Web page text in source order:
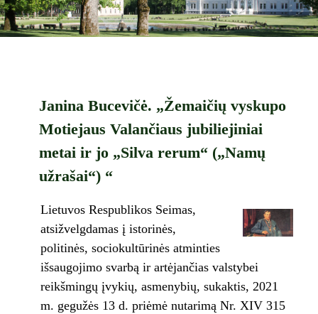
Janina Bucevičė. „Žemaičių vyskupo
Motiejaus Valančiaus jubiliejiniai
metai ir jo „Silva rerum“ („Namų
užrašai“) “
Lietuvos Respublikos Seimas,
atsižvelgdamas į istorinės,
politinės, sociokultūrinės atminties
išsaugojimo svarbą ir artėjančias valstybei
reikšmingų įvykių, asmenybių, sukaktis, 2021
m. gegužės 13 d. priėmė nutarimą Nr. XIV 315